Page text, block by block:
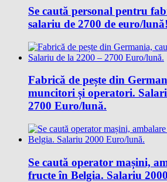
Se caută personal pentru
salariu de 2700 de euro/lună!
Fabrică de pește din
muncitori și operatori.
2700 Euro/lună.
Se caută operator mașini,
fructe în Belgia. Salariu